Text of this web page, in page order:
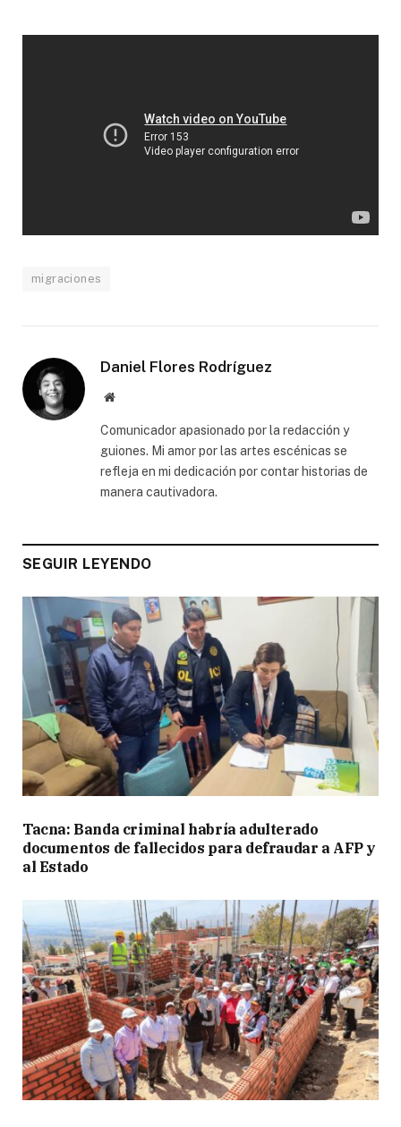
migraciones
Daniel Flores Rodríguez
Website
Comunicador apasionado por la redacción y
guiones. Mi amor por las artes escénicas se
refleja en mi dedicación por contar historias de
manera cautivadora.
SEGUIR LEYENDO
Tacna: Banda criminal habría adulterado
documentos de fallecidos para defraudar a AFP y
al Estado